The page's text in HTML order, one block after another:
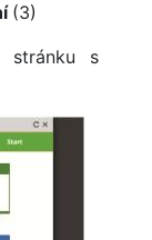
(3)
stránku s